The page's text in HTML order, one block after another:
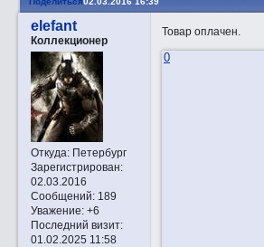
elefant
Коллекционер
Откуда:Петербург
Зарегистрирован:
02.03.2016
Сообщений:189
Уважение: +6
Последний визит:
01.02.2025 11:58
Товар оплачен.
0